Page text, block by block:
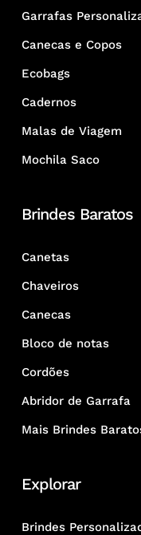
Garrafas
Canecas e Copos
Ecobags
Cadernos
Malas de Viagem
Mochila Saco
Brindes Baratos
Canetas
Chaveiros
Canecas
Bloco de notas
Cordões
Abridor de Garrafa
Mais Brindes
Explorar
Brindes